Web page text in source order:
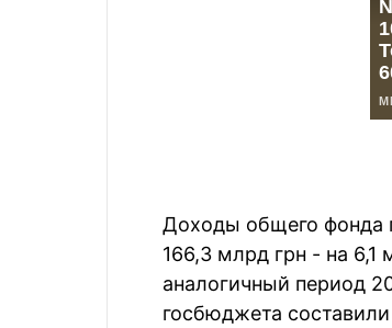
Доходы общего фонда
166,3 млрд грн - на 6,1
аналогичный период
госбюджета